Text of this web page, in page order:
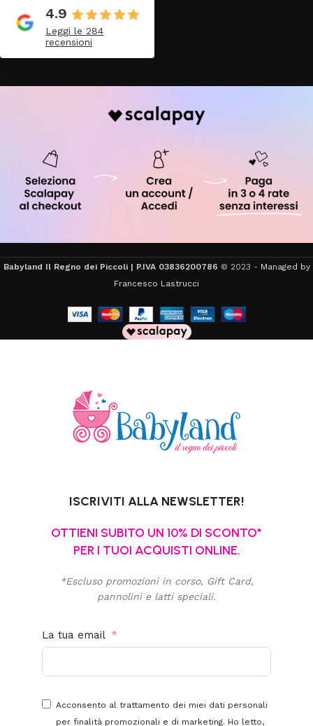
4.9
Leggi le 284
recensioni
Babyland Il Regno dei Piccoli | P.IVA 03836200786 © 2023 - Managed by
Francesco Lastrucci
ISCRIVITI ALLA NEWSLETTER!
OTTIENI SUBITO UN 10% DI SCONTO*
PER I TUOI ACQUISTI ONLINE.
*Escluso promozioni in corso, Gift Card,
pannolini e latti speciali.
La tua email
Acconsento al trattamento dei miei dati personali
per finalità promozionali e di marketing. Ho letto,